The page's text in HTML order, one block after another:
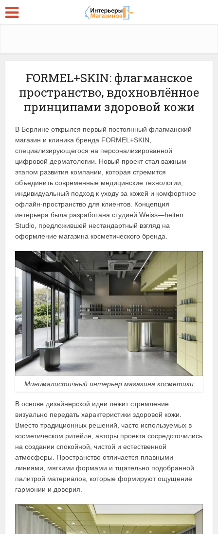
FORMEL+SKIN: флагманское
пространство, вдохновлённое
принципами здоровой кожи
В Берлине открылся первый постоянный флагманский
магазин и клиника бренда FORMEL+SKIN,
специализирующегося на персонализированной
цифровой дерматологии. Новый проект стал важным
этапом развития компании, которая стремится
объединить современные медицинские технологии,
индивидуальный подход к уходу за кожей и комфортное
офлайн-пространство для клиентов. Концепция
интерьера была разработана студией Weiss—heiten
Studio, предложившей нестандартный взгляд на
оформление магазина косметического бренда.
Минималистичный интерьер магазина косметики
В основе дизайнерской идеи лежит стремление
визуально передать характеристики здоровой кожи.
Вместо традиционных решений, часто используемых в
косметическом ритейле, авторы проекта сосредоточились
на создании спокойной, чистой и естественной
атмосферы. Пространство отличается плавными
линиями, мягкими формами и тщательно подобранной
палитрой материалов, которые формируют ощущение
гармонии и доверия.